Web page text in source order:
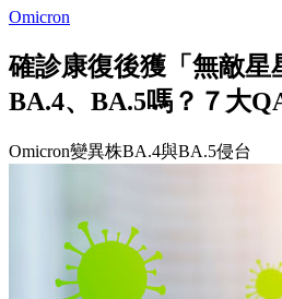
Omicron
確診康復後獲「無敵星
BA.4、BA.5嗎？７大
Omicron變異株BA.4與BA.5侵台